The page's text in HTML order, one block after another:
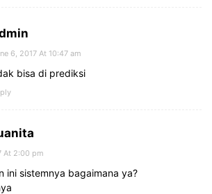
6, 2017 At 10:47 am
bisa di prediksi
At 2:00 pm
ini sistemnya bagaimana ya?